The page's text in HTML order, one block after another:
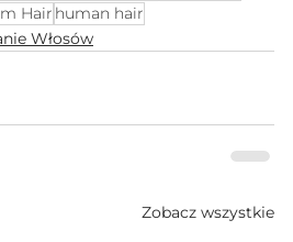
Hair human hair
Włosów
Zobacz wszystkie